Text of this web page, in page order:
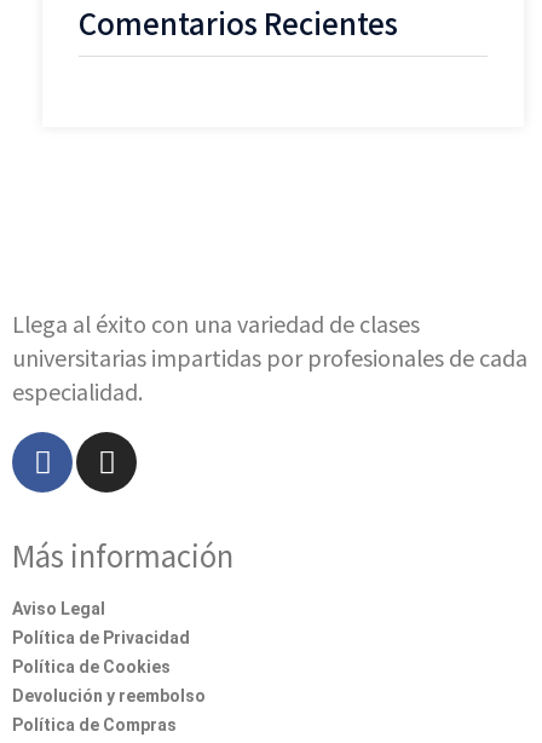
Comentarios Recientes
Llega al éxito con una variedad de clases
universitarias impartidas por profesionales de cada
especialidad.
Más información
Aviso Legal
Política de Privacidad
Política de Cookies
Devolución y reembolso
Política de Compras